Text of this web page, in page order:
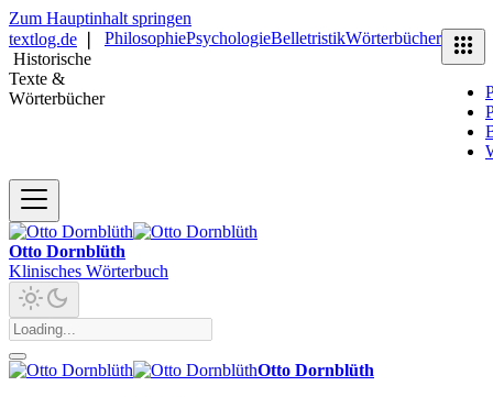
Zum Hauptinhalt springen
textlog.de
Historische
Texte &
Wörterbücher
PhilosophiePsychologieBelletristikWörterbücher
Otto Dornblüth
Klinisches Wörterbuch
Otto Dornblüth